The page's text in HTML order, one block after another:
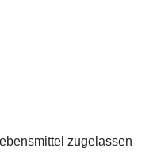
zugelassen